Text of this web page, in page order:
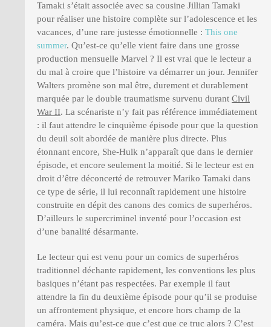
Tamaki s’était associée avec sa cousine Jillian Tamaki
pour réaliser une histoire complète sur l’adolescence et les
vacances, d’une rare justesse émotionnelle : This one
summer. Qu’est-ce qu’elle vient faire dans une grosse
production mensuelle Marvel ? Il est vrai que le lecteur a
du mal à croire que l’histoire va démarrer un jour. Jennifer
Walters promène son mal être, durement et durablement
marquée par le double traumatisme survenu durant Civil
War II. La scénariste n’y fait pas référence immédiatement
: il faut attendre le cinquième épisode pour que la question
du deuil soit abordée de manière plus directe. Plus
étonnant encore, She-Hulk n’apparaît que dans le dernier
épisode, et encore seulement la moitié. Si le lecteur est en
droit d’être déconcerté de retrouver Mariko Tamaki dans
ce type de série, il lui reconnaît rapidement une histoire
construite en dépit des canons des comics de superhéros.
D’ailleurs le supercriminel inventé pour l’occasion est
d’une banalité désarmante.
Le lecteur qui est venu pour un comics de superhéros
traditionnel déchante rapidement, les conventions les plus
basiques n’étant pas respectées. Par exemple il faut
attendre la fin du deuxième épisode pour qu’il se produise
un affrontement physique, et encore hors champ de la
caméra. Mais qu’est-ce que c’est que ce truc alors ? C’est